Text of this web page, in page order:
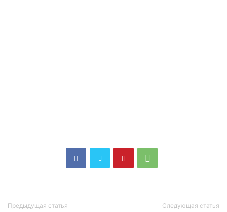
Предыдущая статья Следующая статья